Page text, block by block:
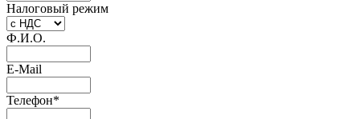
Налоговый режим
Ф.И.О.
E-Mail
Телефон*